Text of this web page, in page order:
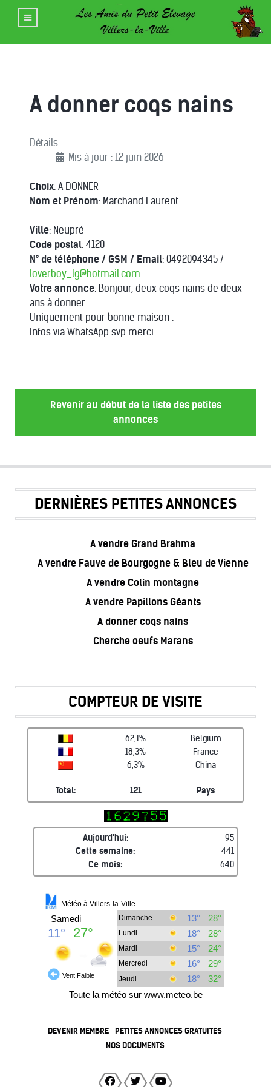
A donner coqs nains
Détails
Mis à jour : 12 juin 2026
Choix: A DONNER
Nom et Prénom: Marchand Laurent
Ville: Neupré
Code postal: 4120
N° de téléphone / GSM / Email: 0492094345 /
loverboy_lg@hotmail.com
Votre annonce: Bonjour, deux coqs nains de deux
ans à donner .
Uniquement pour bonne maison .
Infos via WhatsApp svp merci .
Revenir au début de la liste des petites
annonces
DERNIÈRES PETITES ANNONCES
A vendre Grand Brahma
A vendre Fauve de Bourgogne & Bleu de Vienne
A vendre Colin montagne
A vendre Papillons Géants
A donner coqs nains
Cherche oeufs Marans
COMPTEUR DE VISITE
62,1%
Belgium
18,3%
France
6,3%
China
Total: 121 Pays
Aujourd'hui:
95
Cette semaine:
441
Ce mois:
640
DEVENIR MEMBRE
PETITES ANNONCES GRATUITES
NOS DOCUMENTS